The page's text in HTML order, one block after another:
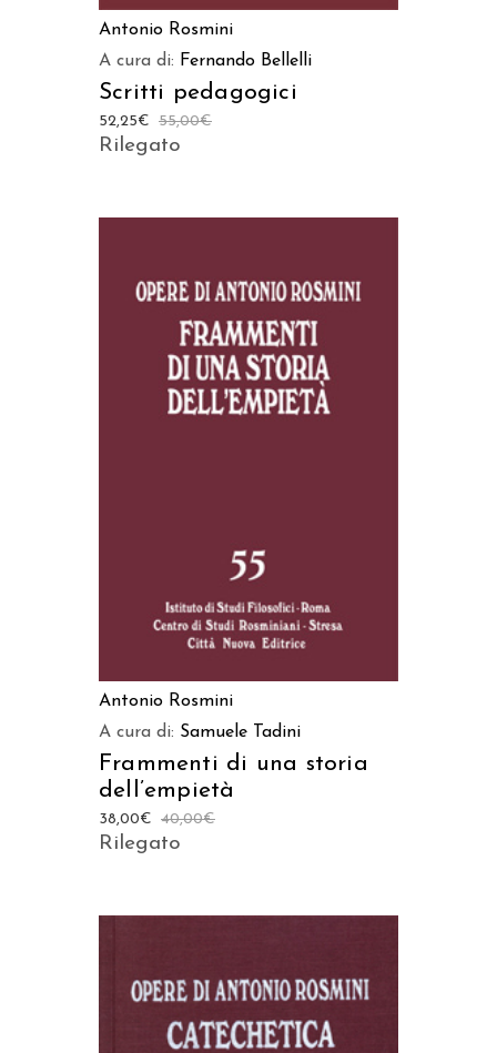
Antonio Rosmini
A cura di: Fernando Bellelli
Scritti pedagogici
55,00€
52,25€
Rilegato
Antonio Rosmini
A cura di: Samuele Tadini
Frammenti di una storia
dell’empietà
40,00€
38,00€
Rilegato